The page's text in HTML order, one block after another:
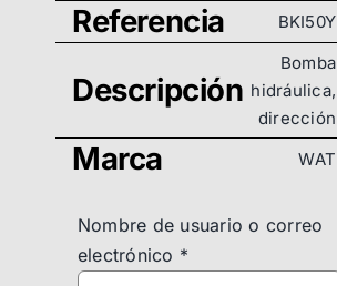
Referencia BKI50Y
Descripción
Bomba
hidráulica,
dirección
Marca WAT
Nombre de usuario o correo
electrónico *